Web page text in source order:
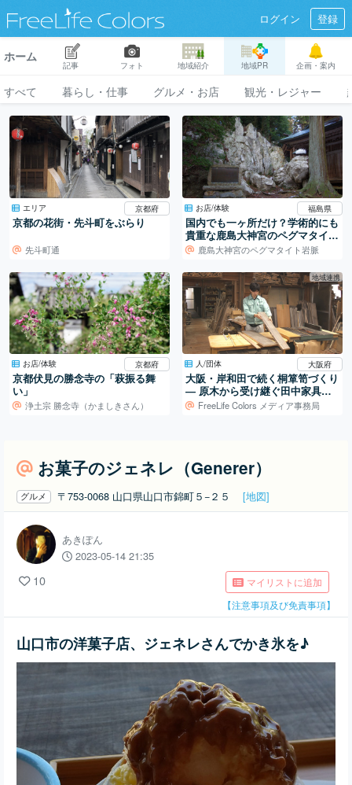
ログイン 登録
ホーム
記事 フォト 地域紹介 地域PR 企画・案内
すべて 暮らし・仕事 グルメ・お店 観光・レジャー
エリア 京都府
京都の花街・先斗町をぶらり
先斗町通
お店/体験 福島県
国内でも一ヶ所だけ？学術的にも
貴重な鹿島大神宮のペグマタイト
岩脈鹿島大神宮のペグマタイト岩脈
お店/体験 京都府
京都伏見の勝念寺の「萩振る舞
い」
浄土宗 勝念寺（かましきさん）
地域連携
人/団体 大阪府
大阪・岸和田で続く桐箪笥づくり
― 原木から受け継ぐ田中家具製
作所の仕事
FreeLife Colors メディア事務局
お菓子のジェネレ（Generer）
グルメ 〒753-0068 山口県山口市錦町５−２５ [地図]
あきぽん
2023-05-14 21:35
10
マイリストに追加
【注意事項及び免責事項】
山口市の洋菓子店、ジェネレさんでかき氷を♪